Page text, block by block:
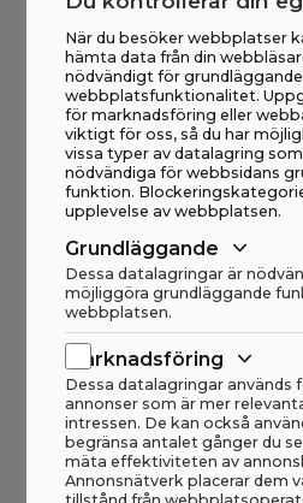
HAAHJEM® MWS 292 H
Återvinning Krossad sten
Irländska
HAAHJEM® PugMill
Återvinning
Haahjem
HAAHJEM® Stone
När du besöker webbplatser
hämta data från din
nödvändigt för grundläggande
webbplatsfunktionalitet.
för marknadsföring eller
viktigt för oss, så du har
vissa typer av datalagring
nödvändiga för webbsidans
funktion.
upplevelse av webbplatsen.
Grundläggande
Dessa datalagringar är
möjliggöra grundläggande
webbplatsen.
Marknadsföring
Dessa datalagringar används
annonser som är mer
intressen. De kan också
begränsa antalet gånger du
mäta effektiviteten av
Annonsnätverk placerar dem